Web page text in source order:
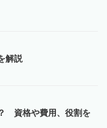
解説
資格や費用、役割を